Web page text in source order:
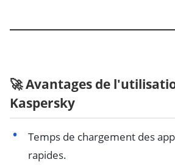
🚀 Avantages de
Kaspersky
Temps de chargement des
rapides.